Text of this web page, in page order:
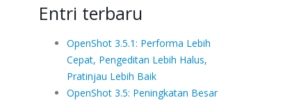
Entri terbaru
OpenShot 3.5.1: Performa Lebih
Cepat, Pengeditan Lebih Halus,
Pratinjau Lebih Baik
OpenShot 3.5: Peningkatan Besar